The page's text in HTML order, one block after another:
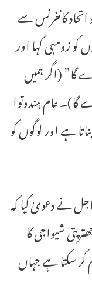
کانفرنس سے
زومبی کہا اور
گا” (اگر ہمیں
گا)۔ عام ہندوتوا
ہے اور لوگوں کو
نے دعویٰ کیا کہ
شیواجی کا
کر سکتا ہے جہاں